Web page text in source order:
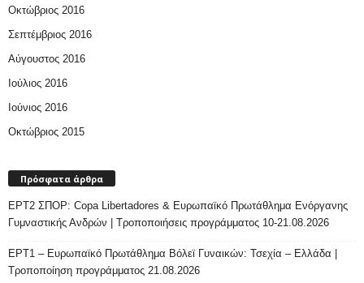
Οκτώβριος 2016
Σεπτέμβριος 2016
Αύγουστος 2016
Ιούλιος 2016
Ιούνιος 2016
Οκτώβριος 2015
Πρόσφατα άρθρα
ΕΡΤ2 ΣΠΟΡ: Copa Libertadores & Ευρωπαϊκό Πρωτάθλημα Ενόργανης
Γυμναστικής Ανδρών | Τροποποιήσεις προγράμματος 10-21.08.2026
ΕΡΤ1 – Ευρωπαϊκό Πρωτάθλημα Βόλεϊ Γυναικών: Τσεχία – Ελλάδα |
Τροποποίηση προγράμματος 21.08.2026